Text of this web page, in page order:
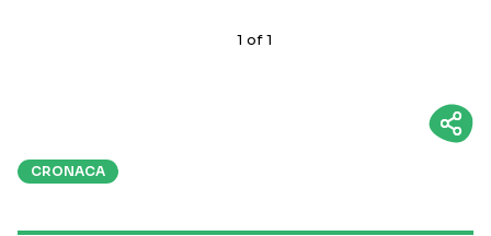
1 of1
CRONACA